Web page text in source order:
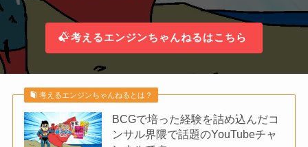
考えるエンジンちゃんねるはこちら
考えるエンジンちゃんねるとは？
BCGで培った経験を詰め込んだコ
ンサル界隈で話題のYouTubeチャ